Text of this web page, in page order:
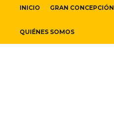
INICIO GRAN CONCEPCIÓN
QUIÉNES SOMOS